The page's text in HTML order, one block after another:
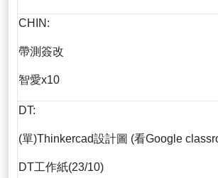
CHIN:
帶測簽改
智愛x10
DT:
(單)Thinkercad設計圖 (看Google
DT工作紙(23/10)